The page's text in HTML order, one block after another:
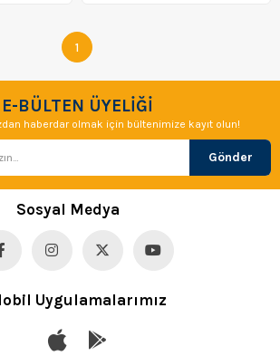
1
E-BÜLTEN ÜYELİĞİ
haberdar olmak için bültenimize kayıt olun!
Gönder
Sosyal Medya
Uygulamalarımız